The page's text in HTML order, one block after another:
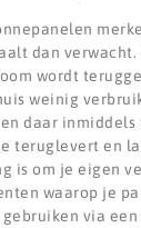
dan verwacht.
wordt
weinig
daar
teruglevert en
is om je eigen
waarop je
via